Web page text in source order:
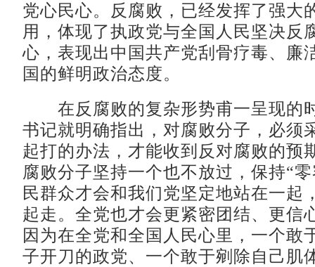
党心民心。反腐败，已经发挥了强大
用，体现了执政党与全国人民坚决反
心，表现出中国共产党刮骨疗毒、廉
国的鲜明政治态度。
在反腐败的复杂形势甫一呈现的
书记就明确指出，对腐败分子，必须
起打的办法，才能收到反对腐败的预
腐败分子坚持一个也不放过，保持“
民群众才会和我们党坚定地站在一起
起走。全党也才会更紧密团结、更信
因为在全党和全国人民心里，一个敢
子开刀的政党、一个敢于剜除自己肌